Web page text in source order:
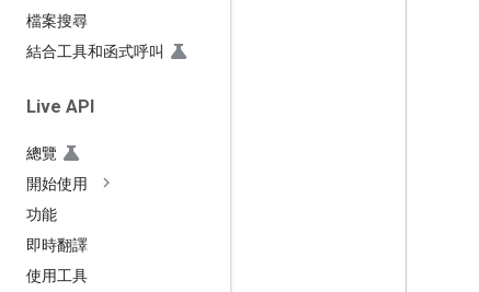
檔案搜尋
結合工具和函式呼叫
Live API
總覽
開始使用
功能
即時翻譯
使用工具